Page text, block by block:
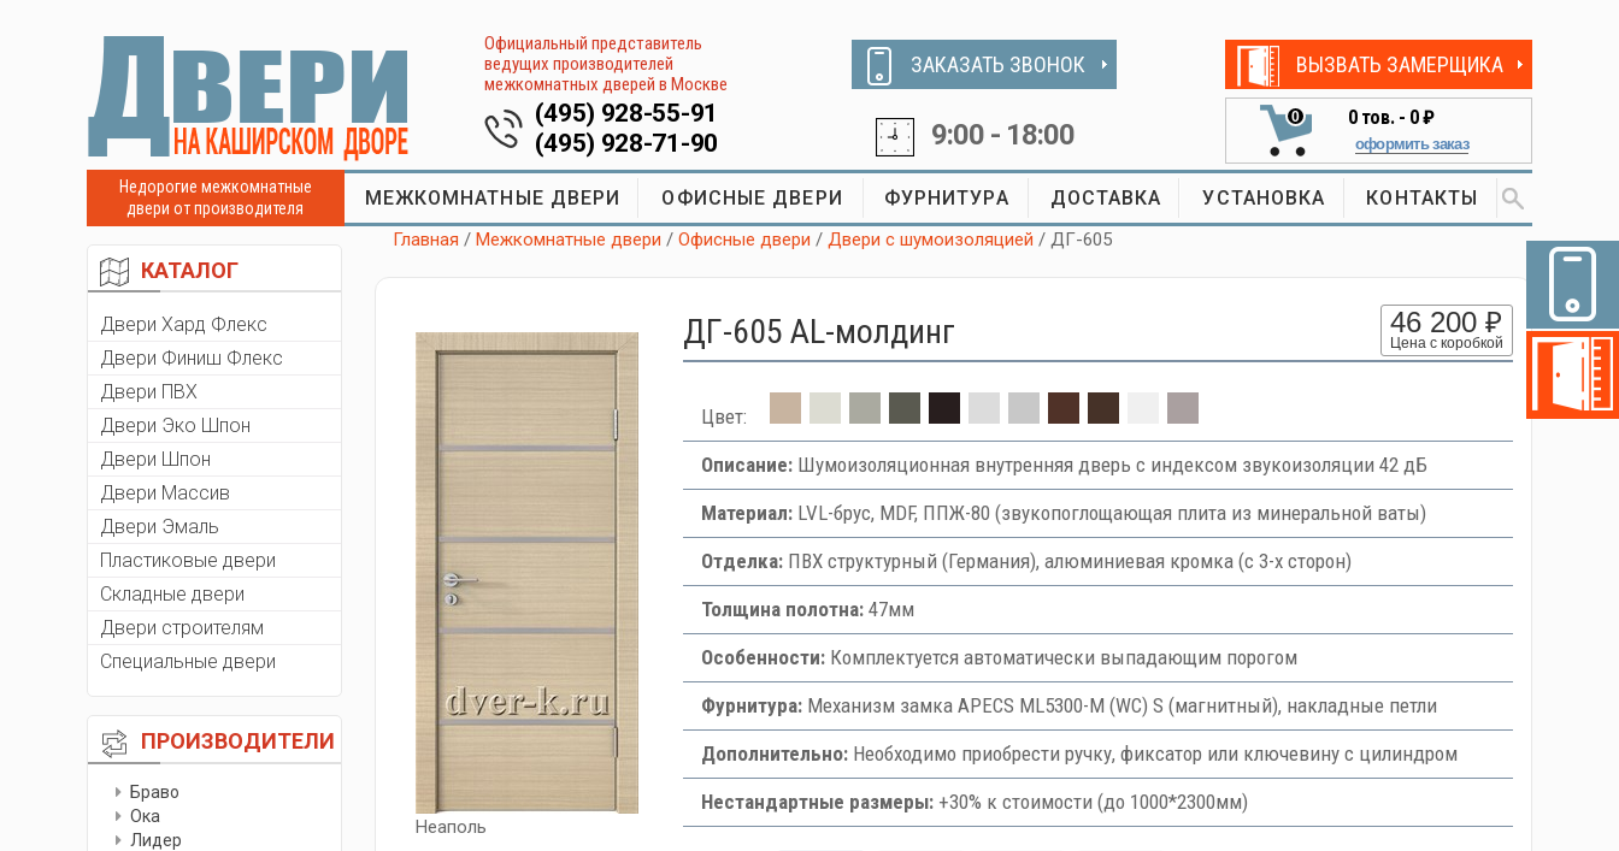
Официальный представитель
ведущих производителей
межкомнатных дверей в Москве
(495) 928-55-91
(495) 928-71-90
ЗАКАЗАТЬ ЗВОНОК
9:00 - 18:00
ВЫЗВАТЬ ЗАМЕРЩИКА
0 0тов. - 0 ₽
оформить заказ
Недорогие межкомнатные
двери от производителя
МЕЖКОМНАТНЫЕ ДВЕРИ ОФИСНЫЕ ДВЕРИ ФУРНИТУРА ДОСТАВКА УСТАНОВКА КОНТАКТЫ
КАТАЛОГ
Двери Хард Флекс
Двери Финиш Флекс
Двери ПВХ
Двери Эко Шпон
Двери Шпон
Двери Массив
Двери Эмаль
Пластиковые двери
Складные двери
Двери строителям
Специальные двери
ПРОИЗВОДИТЕЛИ
Браво
Ока
Лидер
Главная /Межкомнатные двери /Офисные двери /Двери с шумоизоляцией / ДГ-605
Неаполь
ДГ-605 AL-молдинг 46 200 ₽
Цена с коробкой
Цвет:
Описание:Шумоизоляционная внутренняя дверь с индексом звукоизоляции 42 дБ
Материал:LVL-брус, MDF, ППЖ-80 (звукопоглощающая плита из минеральной ваты)
Отделка:ПВХ структурный (Германия), алюминиевая кромка (с 3-х сторон)
Толщина полотна:47мм
Особенности:Комплектуется автоматически выпадающим порогом
Фурнитура:Механизм замка APECS ML5300-M (WC) S (магнитный), накладные петли
Дополнительно:Необходимо приобрести ручку, фиксатор или ключевину с цилиндром
Нестандартные размеры:+30% к стоимости (до 1000*2300мм)